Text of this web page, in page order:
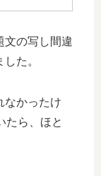
文の写し間違
た。
なかったけ
たら、ほと